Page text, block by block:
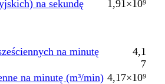
na sekundę
1,91×10⁹
na minutę
4,1
7
na minutę (m³/min) 4,17×10⁹